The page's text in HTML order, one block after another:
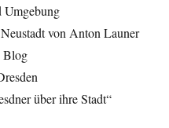
Umgebung
von Anton Launer
Blog
über ihre Stadt“